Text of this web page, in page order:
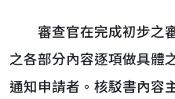
審查官在完成初步之審
之各部分內容逐項做具體
通知申請者。核駁書內容